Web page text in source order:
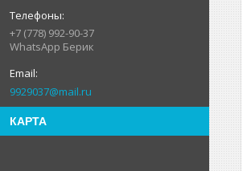
+7 (778) 992-90-37
WhatsApp Берик
9929037@mail.ru
КАРТА